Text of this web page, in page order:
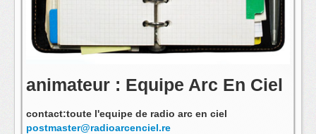
animateur : Equipe Arc En Ciel
contact:toute l'equipe de radio arc en ciel
postmaster@radioarcenciel.re